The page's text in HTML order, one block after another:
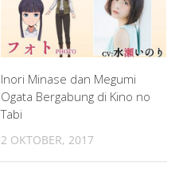
Inori Minase dan Megumi
Ogata Bergabung di Kino no
Tabi
2 OKTOBER, 2017